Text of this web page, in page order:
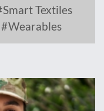
Smart Textiles
Wearables